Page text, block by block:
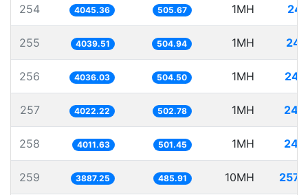
254 4045.36 505.67 1MH
255 4039.51 504.94 1MH
256 4036.03 504.50 1MH
257 4022.22 502.78 1MH
258 4011.63 501.45 1MH
259 3887.25 485.91 10MH